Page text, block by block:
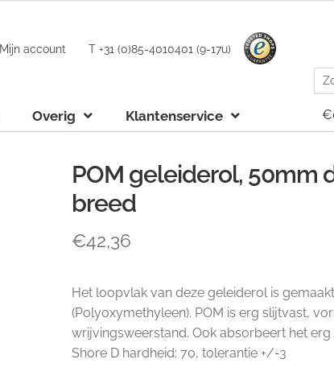
Mijn account T +31 (0)85-4010401 (9-17u)
for:
Overig Klantenservice €
POM geleiderol, 50mm
breed
€42,36
Het loopvlak van deze geleiderol is
(Polyoxymethyleen). POM is erg slijtvast,
wrijvingsweerstand. Ook absorbeert het
Shore D hardheid: 70, tolerantie +/-3